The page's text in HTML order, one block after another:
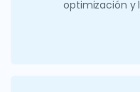
optimización y